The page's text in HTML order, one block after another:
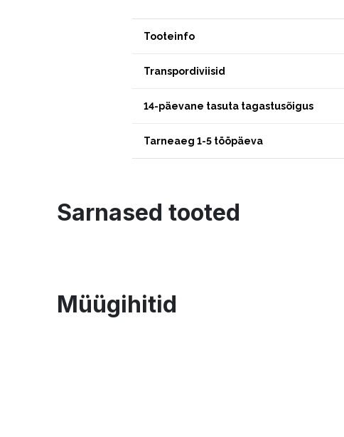
Tooteinfo
Transpordiviisid
14-päevane tasuta tagastusõigus
Tarneaeg 1-5 tööpäeva
Sarnased tooted
Müügihitid